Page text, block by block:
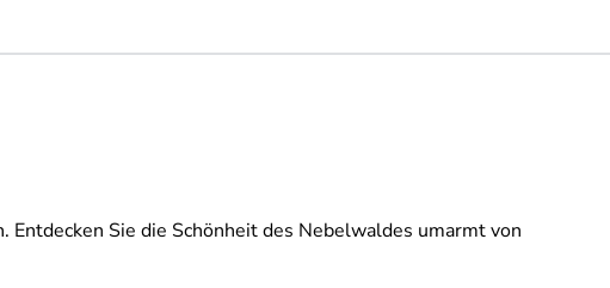
Sie die Schönheit des Nebelwaldes umarmt von